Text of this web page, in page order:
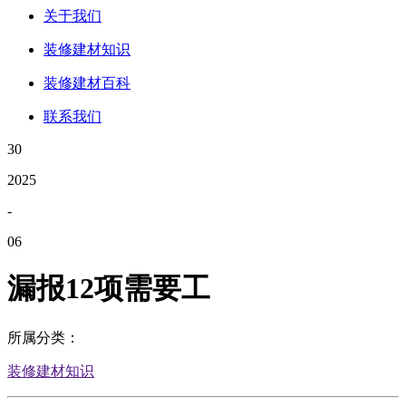
关于我们
装修建材知识
装修建材百科
联系我们
30
2025
-
06
漏报12项需要工
所属分类：
装修建材知识